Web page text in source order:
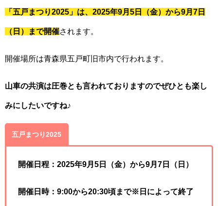
「五戸まつり2025」は、2025年9月5日（金）から9月7日
（日）まで開催されます。
開催場所は青森県五戸町旧市内で行われます。
山車の共演は圧巻とも言われておりますのでぜひとも楽し
みにしたいですね♪
五戸まつり2025
開催日程： 2025年9月5日（金）から9月7日（日）
開催日時：9:00から20:30頃まで※日によって終了